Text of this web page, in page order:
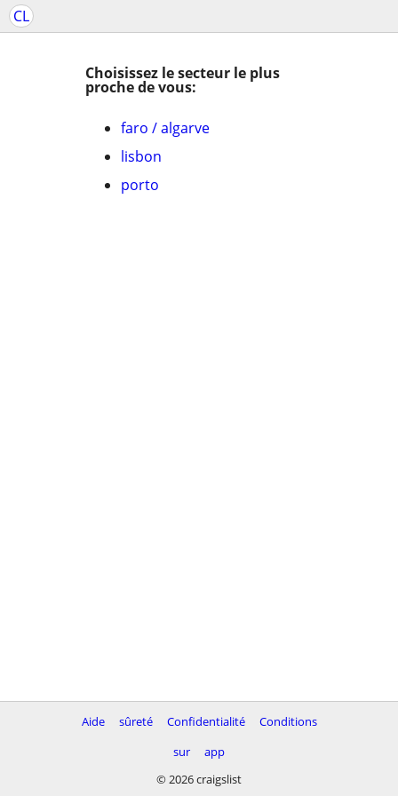
CL
Choisissez le secteur le plus
proche de vous:
faro / algarve
lisbon
porto
Aide sûreté Confidentialité
Conditions
sur
app
© 2026 craigslist